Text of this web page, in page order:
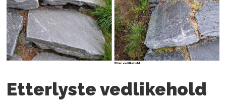
Etterlyste vedlikehold